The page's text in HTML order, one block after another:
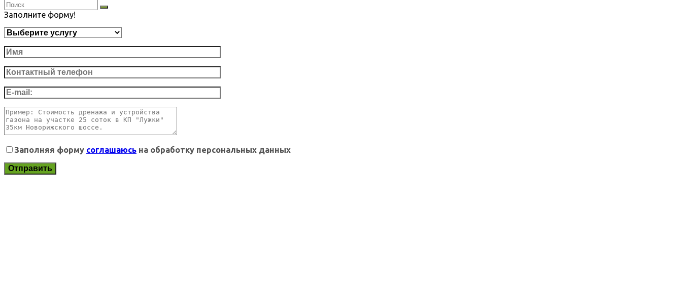
Заполните форму!
Заполняя форму соглашаюсь на обработку персональных данных